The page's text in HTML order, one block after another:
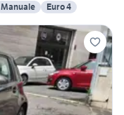
Manuale Euro 4